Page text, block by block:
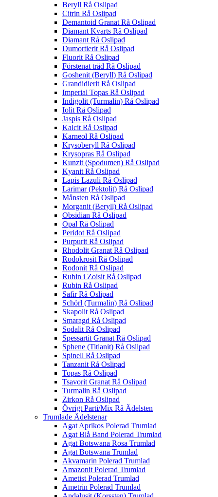
Beryll Rå Oslipad
Citrin Rå Oslipad
Demantoid Granat Rå Oslipad
Diamant Kvarts Rå Oslipad
Diamant Rå Oslipad
Dumortierit Rå Oslipad
Fluorit Rå Oslipad
Förstenat träd Rå Oslipad
Goshenit (Beryll) Rå Oslipad
Grandidierit Rå Oslipad
Imperial Topas Rå Oslipad
Indigolit (Turmalin) Rå Oslipad
Iolit Rå Oslipad
Jaspis Rå Oslipad
Kalcit Rå Oslipad
Karneol Rå Oslipad
Krysoberyll Rå Oslipad
Krysopras Rå Oslipad
Kunzit (Spodumen) Rå Oslipad
Kyanit Rå Oslipad
Lapis Lazuli Rå Oslipad
Larimar (Pektolit) Rå Oslipad
Månsten Rå Oslipad
Morganit (Beryll) Rå Oslipad
Obsidian Rå Oslipad
Opal Rå Oslipad
Peridot Rå Oslipad
Purpurit Rå Oslipad
Rhodolit Granat Rå Oslipad
Rodokrosit Rå Oslipad
Rodonit Rå Oslipad
Rubin i Zoisit Rå Oslipad
Rubin Rå Oslipad
Safir Rå Oslipad
Schörl (Turmalin) Rå Oslipad
Skapolit Rå Oslipad
Smaragd Rå Oslipad
Sodalit Rå Oslipad
Spessartit Granat Rå Oslipad
Sphene (Titianit) Rå Oslipad
Spinell Rå Oslipad
Tanzanit Rå Oslipad
Topas Rå Oslipad
Tsavorit Granat Rå Oslipad
Turmalin Rå Oslipad
Zirkon Rå Oslipad
Övrigt Parti/Mix Rå Ädelsten
Trumlade Ädelstenar
Agat Aprikos Polerad Trumlad
Agat Blå Band Polerad Trumlad
Agat Botswana Rosa Trumlad
Agat Botswana Trumlad
Akvamarin Polerad Trumlad
Amazonit Polerad Trumlad
Ametist Polerad Trumlad
Ametrin Polerad Trumlad